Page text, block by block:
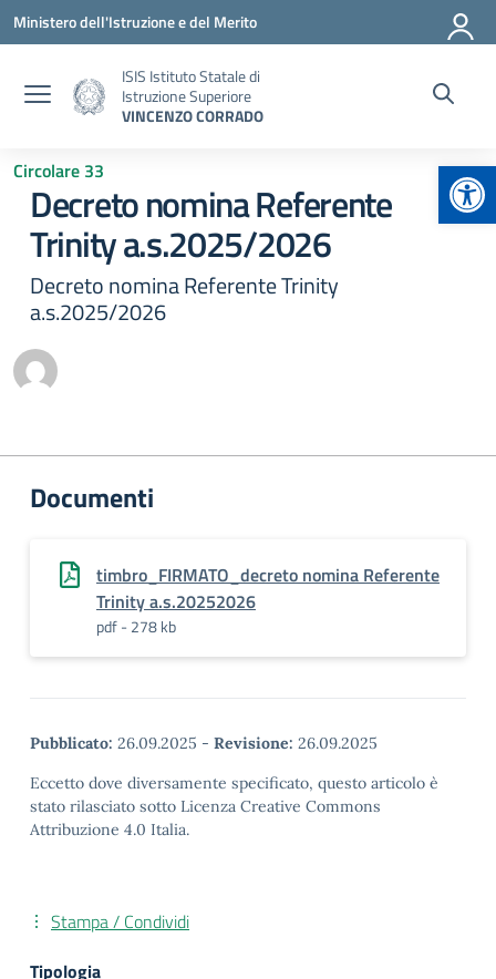
Vai ai contenuti
Vai al menu di navigazione
Vai al footer
Ministero dell'Istruzione e del Merito
ISIS Istituto Statale di
Istruzione Superiore
VINCENZO CORRADO
Circolare 33
Decreto nomina Referente
Trinity a.s.2025/2026
Decreto nomina Referente Trinity
a.s.2025/2026
Documenti
timbro_FIRMATO_decreto nomina Referente
Trinity a.s.20252026
pdf - 278 kb
Pubblicato: 26.09.2025 - Revisione: 26.09.2025
Eccetto dove diversamente specificato, questo articolo è
stato rilasciato sotto Licenza Creative Commons
Attribuzione 4.0 Italia.
Stampa / Condividi
Tipologia